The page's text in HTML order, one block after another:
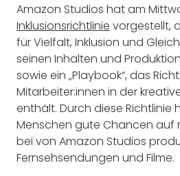
Amazon Studios hat am
Inklusionsrichtlinie vorgestellt,
für Vielfalt, Inklusion und
seinen Inhalten und
sowie ein „Playbook“, das
Mitarbeiter:innen in der
enthält. Durch diese Richtlinie
Menschen gute Chancen auf
bei von Amazon Studios
Fernsehsendungen und Filme.